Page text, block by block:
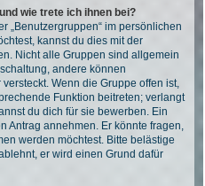
wie trete ich ihnen bei?
„Benutzergruppen“ im persönlichen
kannst du dies mit der
Nicht alle Gruppen sind allgemein
andere können
Wenn die Gruppe offen ist,
Funktion beitreten; verlangt
du dich für sie bewerben. Ein
Antrag annehmen. Er könnte fragen,
werden möchtest. Bitte belästige
er wird einen Grund dafür